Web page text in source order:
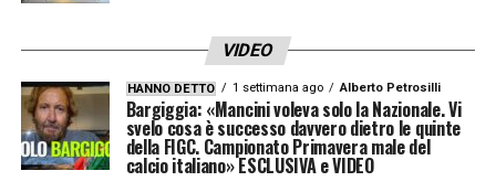
VIDEO
HANNO DETTO 1 settimana ago Alberto Petrosilli
Bargiggia: «Mancini voleva solo la Nazionale. Vi
svelo cosa è successo davvero dietro le quinte
della FIGC. Campionato Primavera male del
calcio italiano» ESCLUSIVA e VIDEO